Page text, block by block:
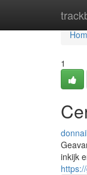
1
inkijk